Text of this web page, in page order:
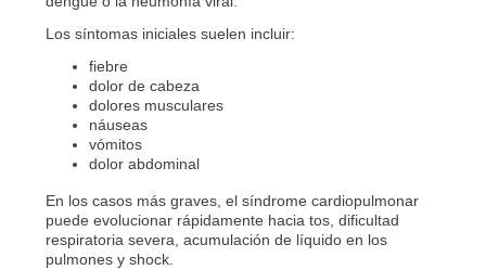
Los síntomas iniciales suelen incluir:
fiebre
dolor de cabeza
dolores musculares
náuseas
vómitos
dolor abdominal
En los casos más graves, el síndrome cardiopulmonar
puede evolucionar rápidamente hacia tos, dificultad
respiratoria severa, acumulación de líquido en los
pulmones y shock.